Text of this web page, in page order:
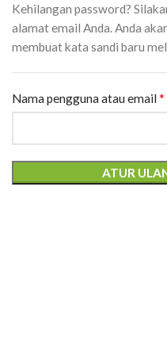
Kehilangan password?
alamat email Anda. Anda
membuat kata sandi baru
Nama pengguna atau email*
ATUR